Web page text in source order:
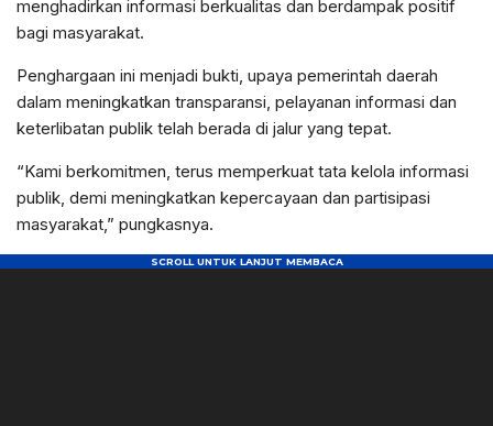
menghadirkan informasi berkualitas dan berdampak positif
bagi masyarakat.
Penghargaan ini menjadi bukti, upaya pemerintah daerah
dalam meningkatkan transparansi, pelayanan informasi dan
keterlibatan publik telah berada di jalur yang tepat.
“Kami berkomitmen, terus memperkuat tata kelola informasi
publik, demi meningkatkan kepercayaan dan partisipasi
masyarakat,” pungkasnya.